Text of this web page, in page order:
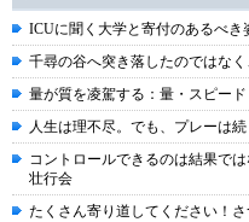
ICUに聞く大学と寄付のあるべき
千尋の谷へ突き落したのではな
量が質を凌駕する：量・スピー
人生は理不尽。でも、プレーは
コントロールできるのは結果で
壮行会
たくさん寄り道してください！